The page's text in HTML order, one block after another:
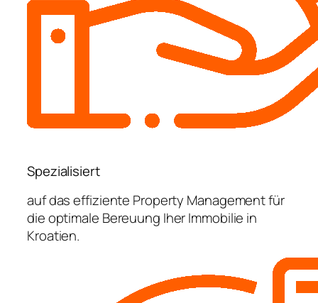
Spezialisiert
auf das effiziente Property Management für
die optimale Bereuung Iher Immobilie in
Kroatien.